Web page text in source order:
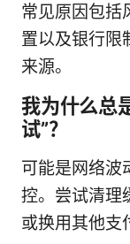
常见原因包括
置以及银行限
来源。
我为什么总
试”？
可能是网络波
控。尝试清理
或换用其他支